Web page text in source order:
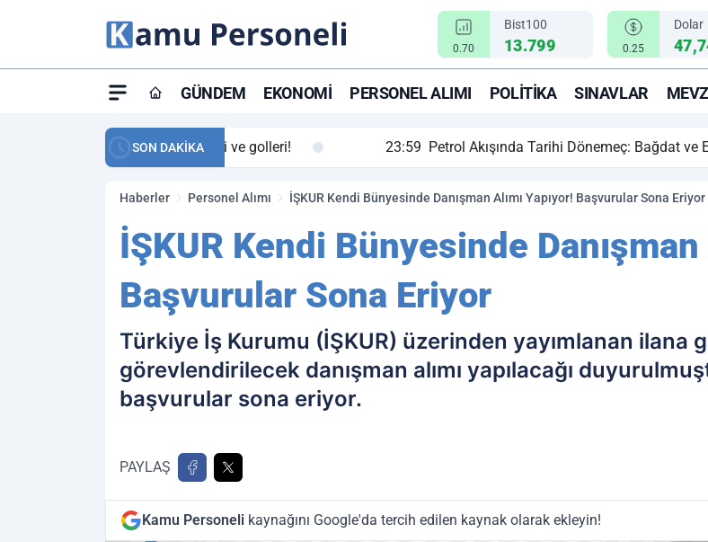
0.70
Bist100
13.799 0.25
Dolar
GÜNDEM EKONOMI PERSONEL ALIMI POLITIKA SINAVLAR
SON DAKİKA
maç özeti ve golleri! 23:59 Petrol Akışında Tarihi Dönemeç: Bağdat ve Erbil El Sıkıştı, Enerji
Haberler Personel Alımı İŞKUR Kendi Bünyesinde Danışman Alımı Yapıyor! Başvurular Sona Eriyor
İŞKUR Kendi Bünyesinde Danışman
Başvurular Sona Eriyor
Türkiye İş Kurumu (İŞKUR) üzerinden yayımlanan ilana
görevlendirilecek danışman alımı yapılacağı
başvurular sona eriyor.
PAYLAŞ
Kamu Personeli kaynağını Google'da tercih edilen kaynak olarak ekleyin!